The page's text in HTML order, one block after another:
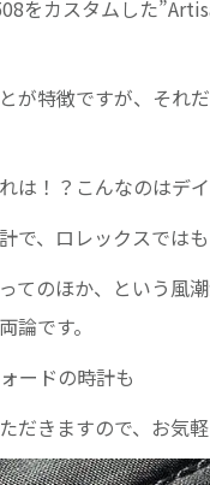
をカスタムした
が特徴ですが、それ
は！？こんなのはデ
、ロレックスでは
てのほか、という風
です。
ードの時計も
だきますので、お気